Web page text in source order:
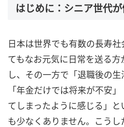
はじめに：シニア世代
日本は世界でも有数の長寿
てもなお元気に日常を送る
し、その一方で「退職後の生
「年金だけでは将来が不安
てしまったように感じる」
も少なくありません。こう